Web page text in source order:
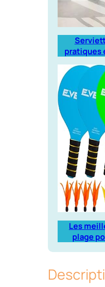
pratiques
Les
plage